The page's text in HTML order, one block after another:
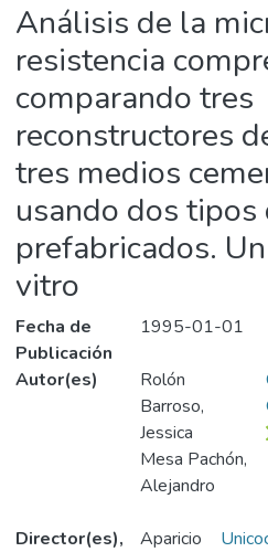
Análisis de la
resistencia
comparando tres
reconstructores
tres medios
usando dos tipos
prefabricados.
vitro
Fecha de
Publicación
1995-01-01
Autor(es)
Rolón
Barroso,
Jessica
Mesa Pachón,
Alejandro
Director(es),
Aparicio